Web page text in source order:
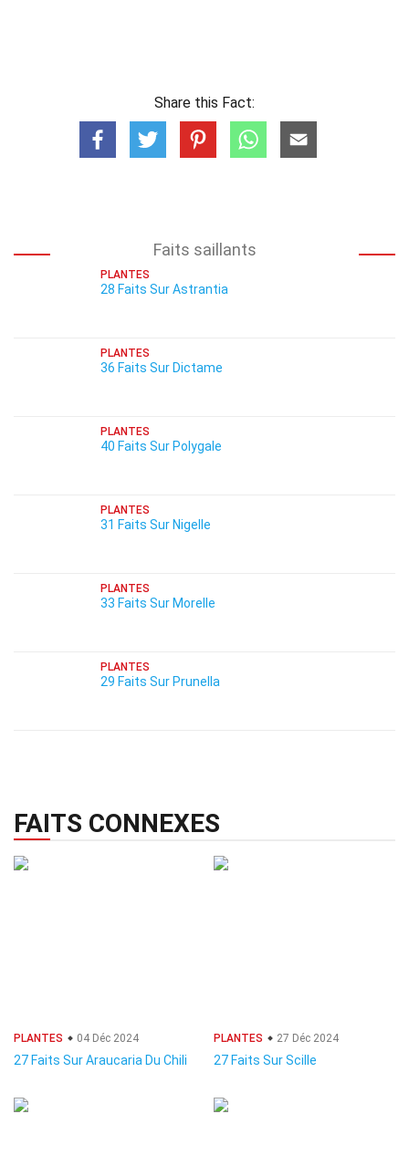
Share this Fact:
Faits saillants
PLANTES
28 Faits Sur Astrantia
PLANTES
36 Faits Sur Dictame
PLANTES
40 Faits Sur Polygale
PLANTES
31 Faits Sur Nigelle
PLANTES
33 Faits Sur Morelle
PLANTES
29 Faits Sur Prunella
FAITS CONNEXES
PLANTES 04 Déc 2024
27 Faits Sur Araucaria Du Chili
PLANTES 27 Déc 2024
27 Faits Sur Scille